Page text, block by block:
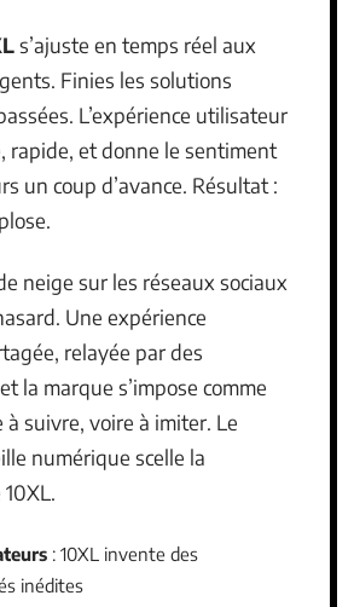
s’ajuste en temps réel aux
Finies les solutions
L’expérience utilisateur
rapide, et donne le sentiment
un coup d’avance. Résultat :
neige sur les réseaux sociaux
Une expérience
relayée par des
la marque s’impose comme
à suivre, voire à imiter. Le
numérique scelle la
: 10XL invente des
inédites